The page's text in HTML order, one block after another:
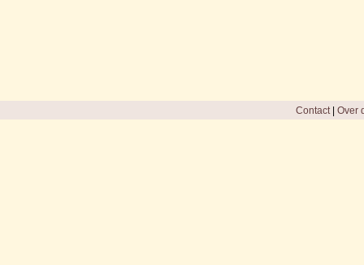
Contact| Over